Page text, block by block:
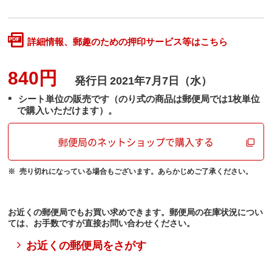
詳細情報、郵趣のための押印サービス等はこちら
840円 発行日 2021年7月7日（水）
シート単位の販売です（のり式の商品は郵便局では1枚単位
で購入いただけます）。
郵便局のネットショップで購入する
売り切れになっている場合もございます。あらかじめご了承ください。
お近くの郵便局でもお買い求めできます。郵便局の在庫状況につい
ては、お手数ですが直接お問い合わせください。
お近くの郵便局をさがす